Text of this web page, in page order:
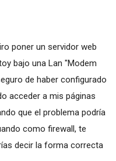
poner un servidor web
bajo una Lan "Modem
de haber configurado
acceder a mis páginas
que el problema podría
como firewall, te
decir la forma correcta